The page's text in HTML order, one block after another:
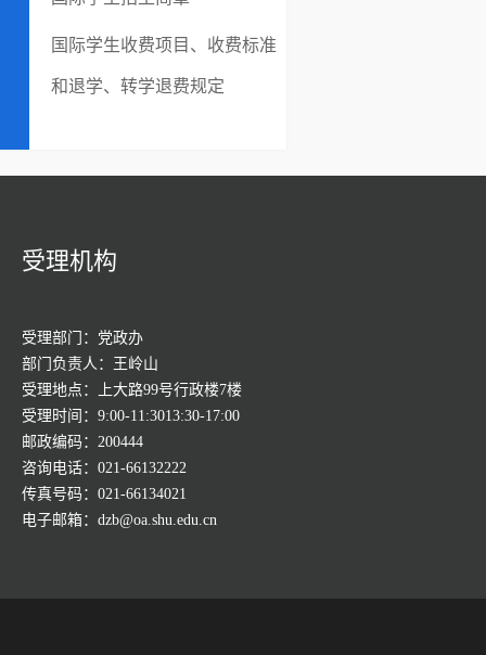
国际学生收费项目、收费标准
和退学、转学退费规定
受理机构
受理部门：党政办
部门负责人：王岭山
受理地点：上大路99号行政楼7楼
受理时间：9:00-11:3013:30-17:00
邮政编码：200444
咨询电话：021-66132222
传真号码：021-66134021
电子邮箱：dzb@oa.shu.edu.cn